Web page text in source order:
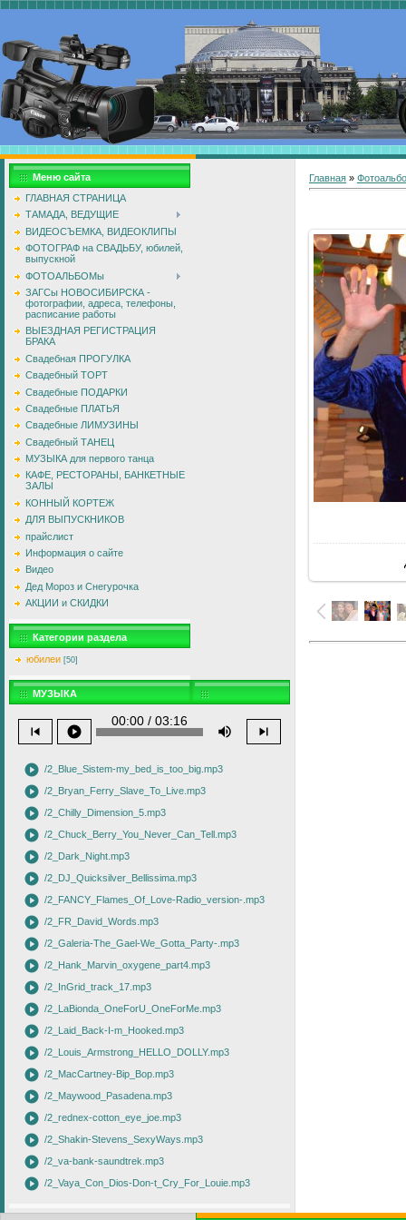
Меню сайта
ГЛАВНАЯ СТРАНИЦА
ТАМАДА, ВЕДУЩИЕ
ВИДЕОСЪЕМКА, ВИДЕОКЛИПЫ
ФОТОГРАФ на СВАДЬБУ, юбилей,
выпускной
ФОТОАЛЬБОМы
ЗАГСы НОВОСИБИРСКА -
фотографии, адреса, телефоны,
расписание работы
ВЫЕЗДНАЯ РЕГИСТРАЦИЯ
БРАКА
Свадебная ПРОГУЛКА
Свадебный ТОРТ
Свадебные ПОДАРКИ
Свадебные ПЛАТЬЯ
Свадебные ЛИМУЗИНЫ
Свадебный ТАНЕЦ
МУЗЫКА для первого танца
КАФЕ, РЕСТОРАНЫ, БАНКЕТНЫЕ
ЗАЛЫ
КОННЫЙ КОРТЕЖ
ДЛЯ ВЫПУСКНИКОВ
прайслист
Информация о сайте
Видео
Дед Мороз и Снегурочка
АКЦИИ и СКИДКИ
Категории раздела
юбилеи [50]
МУЗЫКА
skip_previous play_circle
00:00 / 03:16
volume_up skip_next
play_circle /2_Blue_Sistem-my_bed_is_too_big.mp3
play_circle /2_Bryan_Ferry_Slave_To_Live.mp3
play_circle /2_Chilly_Dimension_5.mp3
play_circle /2_Chuck_Berry_You_Never_Can_Tell.mp3
play_circle /2_Dark_Night.mp3
play_circle /2_DJ_Quicksilver_Bellissima.mp3
play_circle /2_FANCY_Flames_Of_Love-Radio_version-.mp3
play_circle /2_FR_David_Words.mp3
play_circle /2_Galeria-The_Gael-We_Gotta_Party-.mp3
play_circle /2_Hank_Marvin_oxygene_part4.mp3
play_circle /2_InGrid_track_17.mp3
play_circle /2_LaBionda_OneForU_OneForMe.mp3
play_circle /2_Laid_Back-I-m_Hooked.mp3
play_circle /2_Louis_Armstrong_HELLO_DOLLY.mp3
play_circle /2_MacCartney-Bip_Bop.mp3
play_circle /2_Maywood_Pasadena.mp3
play_circle /2_rednex-cotton_eye_joe.mp3
play_circle /2_Shakin-Stevens_SexyWays.mp3
play_circle /2_va-bank-saundtrek.mp3
play_circle /2_Vaya_Con_Dios-Don-t_Cry_For_Louie.mp3
Главная »